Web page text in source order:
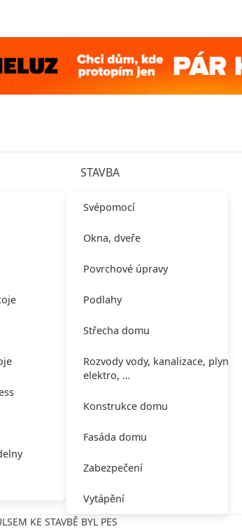
STAVBA
Svépomocí
Okna, dveře
Povrchové úpravy
Podlahy
Střecha domu
Rozvody vody, kanalizace, plynu,
elektro, …
Konstrukce domu
Fasáda domu
Zabezpečení
Vytápění
KE STAVBĚ BYL PES